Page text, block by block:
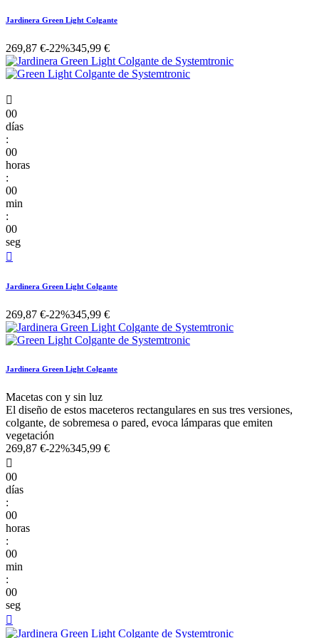
Jardinera Green Light Colgante
269,87 €-22%345,99 €

00
días
:
00
horas
:
00
min
:
00
seg

Jardinera Green Light Colgante
269,87 €-22%345,99 €
Jardinera Green Light Colgante
Macetas con y sin luz
El diseño de estos maceteros rectangulares en sus tres versiones,
colgante, de sobremesa o pared, evoca lámparas que emiten
vegetación
269,87 €-22%345,99 €

00
días
:
00
horas
:
00
min
:
00
seg
